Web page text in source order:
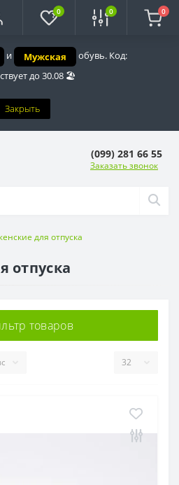
и Мужская
обувь. Код:
до 30.08 🏖️
Закрыть
0 0 0
(099) 281 66 55
Заказать звонок
для отпуска
отпуска
товаров